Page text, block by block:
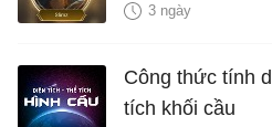
3 ngày
Công thức tính
tích khối cầu